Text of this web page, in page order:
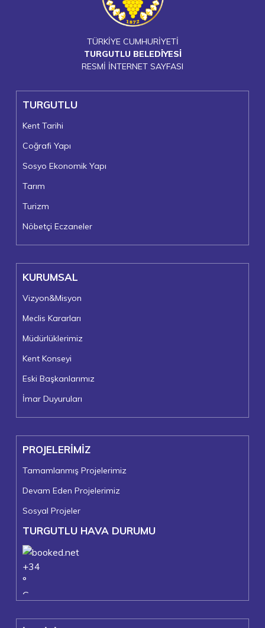
TÜRKİYE CUMHURİYETİ
TURGUTLU BELEDİYESİ
RESMİ İNTERNET SAYFASI
TURGUTLU
Kent Tarihi
Coğrafi Yapı
Sosyo Ekonomik Yapı
Tarım
Turizm
Nöbetçi Eczaneler
KURUMSAL
Vizyon&Misyon
Meclis Kararları
Müdürlüklerimiz
Kent Konseyi
Eski Başkanlarımız
İmar Duyuruları
PROJELERİMİZ
Tamamlanmış Projelerimiz
Devam Eden Projelerimiz
Sosyal Projeler
TURGUTLU HAVA DURUMU
+34
°
C
+22°